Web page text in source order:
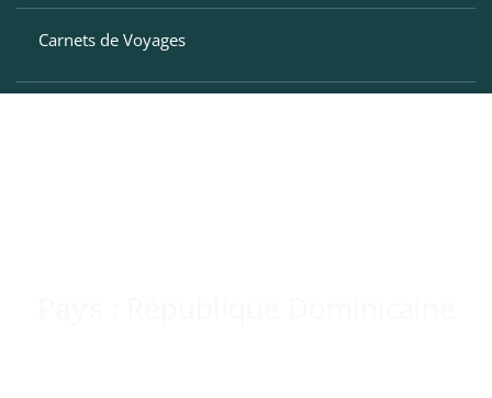
Egypte
Kenya
Bahamas
Brésil
Croatie
Carnets de Voyages